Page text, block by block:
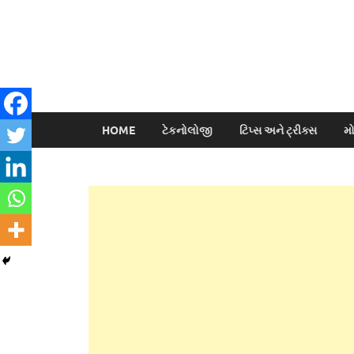
HOME ટેકનોલોજી ટિપ્સ અને ટ્રીક્સ